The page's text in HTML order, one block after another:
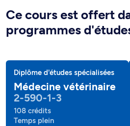
Ce cours est offert
programmes
Diplôme d'études spécialisées
Médecine vétérinaire
2-590-1-3
108 crédits
Temps plein